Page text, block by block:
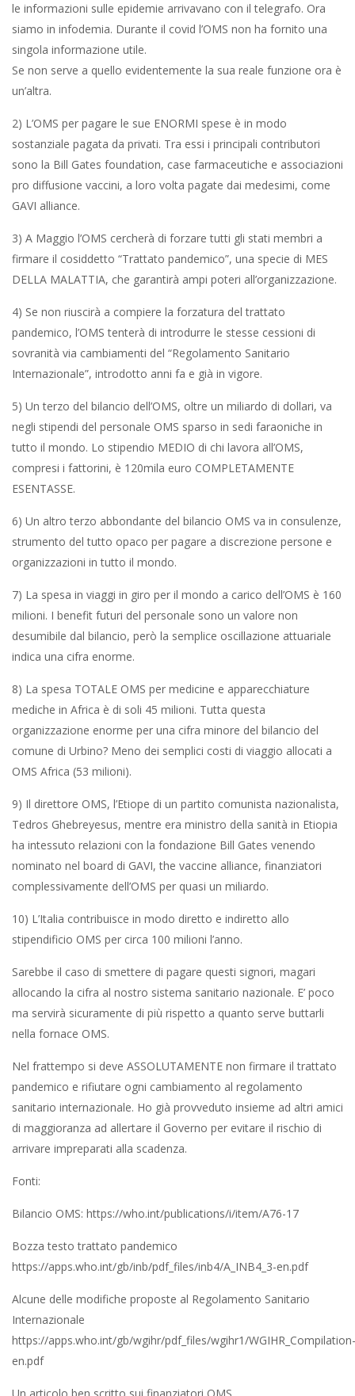
le informazioni sulle epidemie arrivavano con il telegrafo. Ora
siamo in infodemia. Durante il covid l’OMS non ha fornito una
singola informazione utile.
Se non serve a quello evidentemente la sua reale funzione ora è
un’altra.
2) L’OMS per pagare le sue ENORMI spese è in modo
sostanziale pagata da privati. Tra essi i principali contributori
sono la Bill Gates foundation, case farmaceutiche e associazioni
pro diffusione vaccini, a loro volta pagate dai medesimi, come
GAVI alliance.
3) A Maggio l’OMS cercherà di forzare tutti gli stati membri a
firmare il cosiddetto “Trattato pandemico”, una specie di MES
DELLA MALATTIA, che garantirà ampi poteri all’organizzazione.
4) Se non riuscirà a compiere la forzatura del trattato
pandemico, l’OMS tenterà di introdurre le stesse cessioni di
sovranità via cambiamenti del “Regolamento Sanitario
Internazionale”, introdotto anni fa e già in vigore.
5) Un terzo del bilancio dell’OMS, oltre un miliardo di dollari, va
negli stipendi del personale OMS sparso in sedi faraoniche in
tutto il mondo. Lo stipendio MEDIO di chi lavora all’OMS,
compresi i fattorini, è 120mila euro COMPLETAMENTE
ESENTASSE.
6) Un altro terzo abbondante del bilancio OMS va in consulenze,
strumento del tutto opaco per pagare a discrezione persone e
organizzazioni in tutto il mondo.
7) La spesa in viaggi in giro per il mondo a carico dell’OMS è 160
milioni. I benefit futuri del personale sono un valore non
desumibile dal bilancio, però la semplice oscillazione attuariale
indica una cifra enorme.
8) La spesa TOTALE OMS per medicine e apparecchiature
mediche in Africa è di soli 45 milioni. Tutta questa
organizzazione enorme per una cifra minore del bilancio del
comune di Urbino? Meno dei semplici costi di viaggio allocati a
OMS Africa (53 milioni).
9) Il direttore OMS, l’Etiope di un partito comunista nazionalista,
Tedros Ghebreyesus, mentre era ministro della sanità in Etiopia
ha intessuto relazioni con la fondazione Bill Gates venendo
nominato nel board di GAVI, the vaccine alliance, finanziatori
complessivamente dell’OMS per quasi un miliardo.
10) L’Italia contribuisce in modo diretto e indiretto allo
stipendificio OMS per circa 100 milioni l’anno.
Sarebbe il caso di smettere di pagare questi signori, magari
allocando la cifra al nostro sistema sanitario nazionale. E’ poco
ma servirà sicuramente di più rispetto a quanto serve buttarli
nella fornace OMS.
Nel frattempo si deve ASSOLUTAMENTE non firmare il trattato
pandemico e rifiutare ogni cambiamento al regolamento
sanitario internazionale. Ho già provveduto insieme ad altri amici
di maggioranza ad allertare il Governo per evitare il rischio di
arrivare impreparati alla scadenza.
Fonti:
Bilancio OMS: https://who.int/publications/i/item/A76-17
Bozza testo trattato pandemico
https://apps.who.int/gb/inb/pdf_files/inb4/A_INB4_3-en.pdf
Alcune delle modifiche proposte al Regolamento Sanitario
Internazionale
https://apps.who.int/gb/wgihr/pdf_files/wgihr1/WGIHR_Compilation-
en.pdf